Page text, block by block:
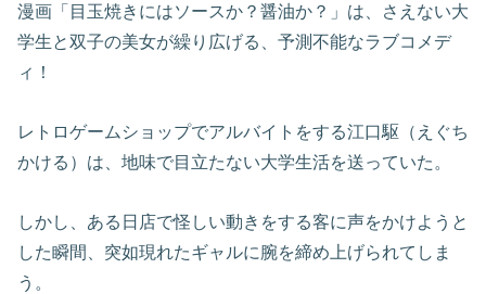
漫画「目玉焼きにはソースか？醤油か？」は、さえない大
学生と双子の美女が繰り広げる、予測不能なラブコメデ
ィ！
レトロゲームショップでアルバイトをする江口駆（えぐち
かける）は、地味で目立たない大学生活を送っていた。
しかし、ある日店で怪しい動きをする客に声をかけようと
した瞬間、突如現れたギャルに腕を締め上げられてしま
う。